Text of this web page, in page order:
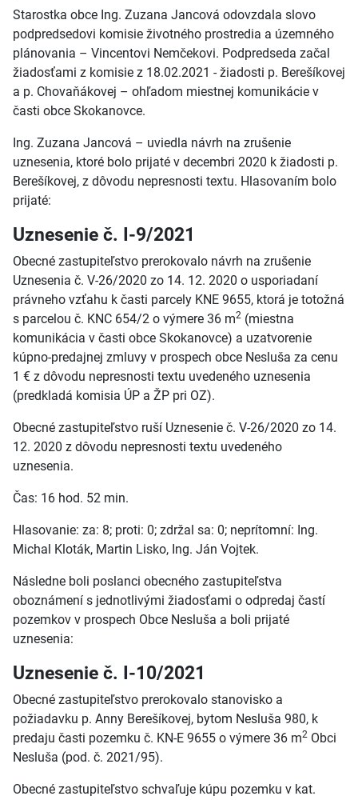
Starostka obce Ing. Zuzana Jancová odovzdala slovo
podpredsedovi komisie životného prostredia a územného
plánovania – Vincentovi Nemčekovi. Podpredseda začal
žiadosťami z komisie z 18.02.2021 - žiadosti p. Berešíkovej
a p. Chovaňákovej – ohľadom miestnej komunikácie v
časti obce Skokanovce.
Ing. Zuzana Jancová – uviedla návrh na zrušenie
uznesenia, ktoré bolo prijaté v decembri 2020 k žiadosti p.
Berešíkovej, z dôvodu nepresnosti textu. Hlasovaním bolo
prijaté:
Uznesenie č. I-9/2021
Obecné zastupiteľstvo prerokovalo návrh na zrušenie
Uznesenia č. V-26/2020 zo 14. 12. 2020 o usporiadaní
právneho vzťahu k časti parcely KNE 9655, ktorá je totožná
s parcelou č. KNC 654/2 o výmere 36 m2 (miestna
komunikácia v časti obce Skokanovce) a uzatvorenie
kúpno-predajnej zmluvy v prospech obce Nesluša za cenu
1 € z dôvodu nepresnosti textu uvedeného uznesenia
(predkladá komisia ÚP a ŽP pri OZ).
Obecné zastupiteľstvo ruší Uznesenie č. V-26/2020 zo 14.
12. 2020 z dôvodu nepresnosti textu uvedeného
uznesenia.
Čas: 16 hod. 52 min.
Hlasovanie: za: 8; proti: 0; zdržal sa: 0; neprítomní: Ing.
Michal Kloták, Martin Lisko, Ing. Ján Vojtek.
Následne boli poslanci obecného zastupiteľstva
oboznámení s jednotlivými žiadosťami o odpredaj častí
pozemkov v prospech Obce Nesluša a boli prijaté
uznesenia:
Uznesenie č. I-10/2021
Obecné zastupiteľstvo prerokovalo stanovisko a
požiadavku p. Anny Berešíkovej, bytom Nesluša 980, k
predaju časti pozemku č. KN-E 9655 o výmere 36 m2 Obci
Nesluša (pod. č. 2021/95).
Obecné zastupiteľstvo schvaľuje kúpu pozemku v kat.